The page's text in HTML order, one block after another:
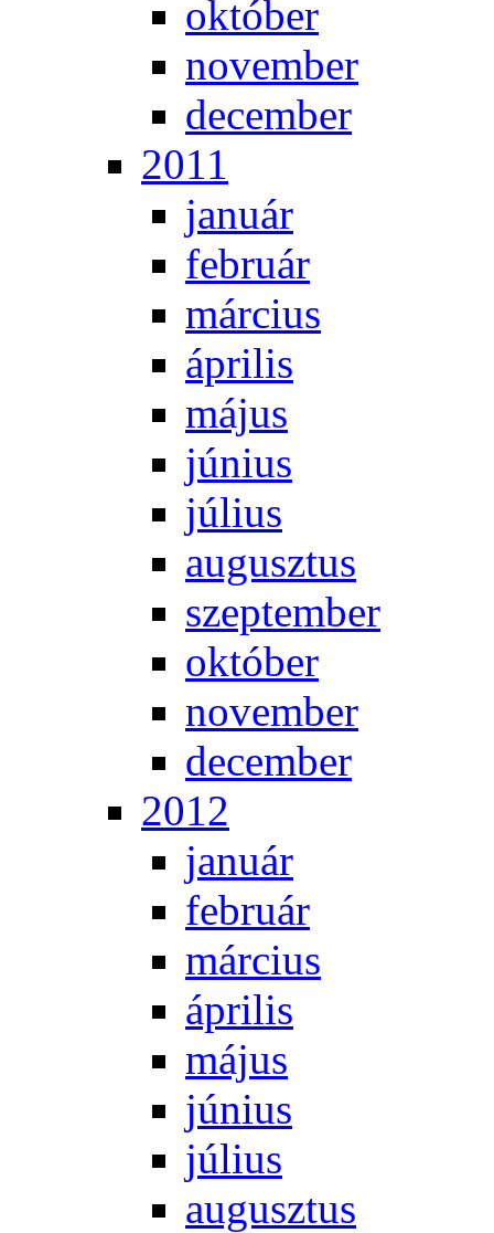
ok­tó­ber
no­vem­ber
de­cem­ber
2011
ja­nu­ár
feb­ru­ár
már­ci­us
áp­ri­lis
má­jus
jú­ni­us
jú­li­us
au­gusz­tus
szep­tem­ber
ok­tó­ber
no­vem­ber
de­cem­ber
2012
ja­nu­ár
feb­ru­ár
már­ci­us
áp­ri­lis
má­jus
jú­ni­us
jú­li­us
au­gusz­tus